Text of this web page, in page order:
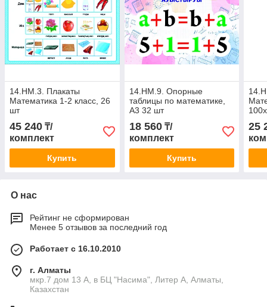
14.НМ.3. Плакаты
Математика 1-2 класс, 26
шт
45 240 ₸/
комплект
Купить
14.НМ.9. Опорные
таблицы по математике,
А3 32 шт
18 560₸/
комплект
Купить
25
О нас
Рейтинг не сформирован
Менее 5 отзывов за последний год
Работает с 16.10.2010
г. Алматы
мкр.7 дом 13 А, в БЦ "Насима", Литер А, Алматы,
Казахстан